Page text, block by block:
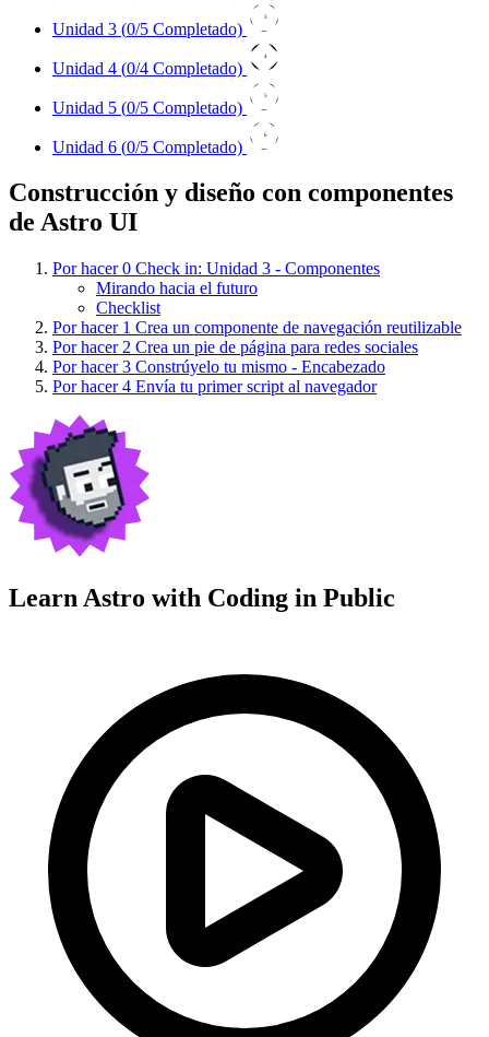
Unidad 3 (0/5 Completado)
3
Unidad 4 (0/4 Completado)
4
Unidad 5 (0/5 Completado)
5
Unidad 6 (0/5 Completado)
6
Construcción y diseño con componentes
de Astro UI
Por hacer 0 Check in: Unidad 3 - Componentes
Mirando hacia el futuro
Checklist
Por hacer 1 Crea un componente de navegación reutilizable
Por hacer 2 Crea un pie de página para redes sociales
Por hacer 3 Constrúyelo tu mismo - Encabezado
Por hacer 4 Envía tu primer script al navegador
Learn Astro with Coding in Public